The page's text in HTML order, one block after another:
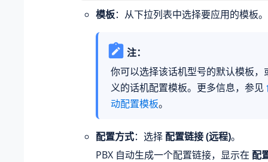
模板：从下拉列表中选择要应用的模板。
注：
你可以选择该话机型号的默认模板，
义的话机配置模板。更多信息，参见
动配置模板。
配置方式：选择 配置链接 (远程)。
PBX 自动生成一个配置链接，显示在 配